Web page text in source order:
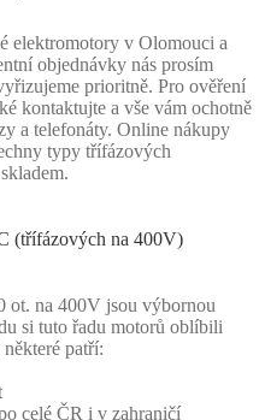
elektromotory v Olomouci a
objednávky nás prosím
prioritně. Pro ověření
kontaktujte a vše vám ochotně
a telefonáty. Online nákupy
typy třífázových
(třífázových na 400V)
ot. na 400V jsou výbornou
si tuto řadu motorů oblíbili
patří:
celé ČR i v zahraničí